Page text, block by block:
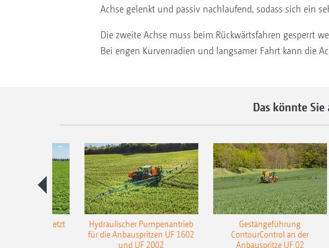
Achse gelenkt und passiv nachlaufend, sodass sich ein
Die zweite Achse muss beim Rückwärtsfahren gesperrt
Bei engen Kurvenradien und langsamer Fahrt kann die
Das könnte
L3-Gestänge jetzt
Hydraulischer Pumpenantrieb
für die Anbauspritzen UF 1602
und UF 2002
Gestängeführung
ContourControl an der
Anbauspritze UF 02